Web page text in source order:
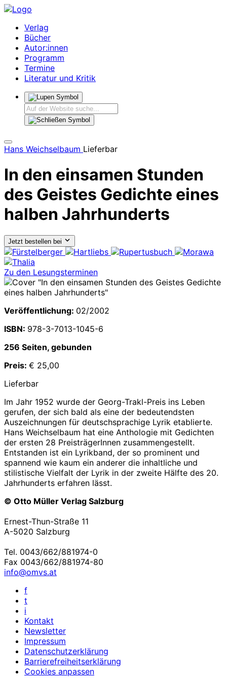
Verlag
Bücher
Autor:innen
Programm
Termine
Literatur und Kritik
Hans Weichselbaum Lieferbar
In den einsamen Stunden
des Geistes Gedichte eines
halben Jahrhunderts
Jetzt bestellen bei
Zu den Lesungsterminen
Veröffentlichung: 02/2002
ISBN: 978-3-7013-1045-6
256 Seiten, gebunden
Preis: € 25,00
Lieferbar
Im Jahr 1952 wurde der Georg-Trakl-Preis ins Leben
gerufen, der sich bald als eine der bedeutendsten
Auszeichnungen für deutschsprachige Lyrik etablierte.
Hans Weichselbaum hat eine Anthologie mit Gedichten
der ersten 28 PreisträgerInnen zusammengestellt.
Entstanden ist ein Lyrikband, der so prominent und
spannend wie kaum ein anderer die inhaltliche und
stilistische Vielfalt der Lyrik in der zweite Hälfte des 20.
Jahrhunderts erfahren lässt.
© Otto Müller Verlag Salzburg
Ernest-Thun-Straße 11
A-5020 Salzburg
Tel. 0043/662/881974-0
Fax 0043/662/881974-80
info@omvs.at
f
t
i
Kontakt
Newsletter
Impressum
Datenschutzerklärung
Barrierefreiheitserklärung
Cookies anpassen